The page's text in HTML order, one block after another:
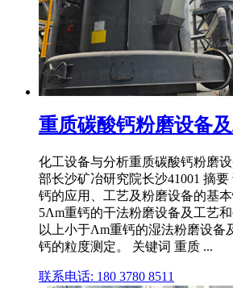
重质碳酸钙粉磨设备
化工设备与分析重质碳酸钙粉磨
部长沙矿冶研究院长沙41001 摘
钙的应用、工艺及粉磨设备的基
5Λm重钙的干法粉磨设备及工艺
以上小于Λm重钙的湿法粉磨设备
钙的粒度测定。 关键词 重质 ...
联系电话: 180 3780 8511